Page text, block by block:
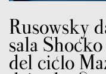
Rusowsky
sala
del ciclo